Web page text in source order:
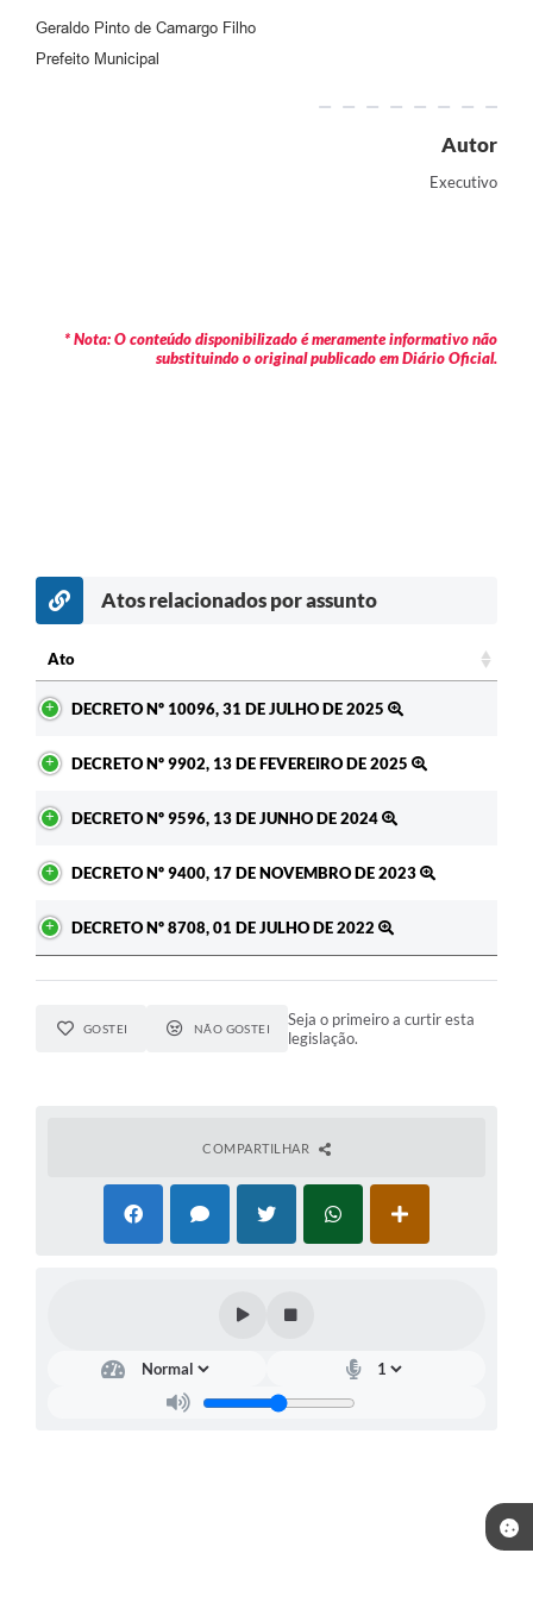
Geraldo Pinto de Camargo Filho
Prefeito Municipal
Autor
Executivo
* Nota: O conteúdo disponibilizado é meramente informativo não
substituindo o original publicado em Diário Oficial.
Atos relacionados por assunto
Ato
DECRETO Nº 10096, 31 DE JULHO DE 2025
DECRETO Nº 9902, 13 DE FEVEREIRO DE 2025
DECRETO Nº 9596, 13 DE JUNHO DE 2024
DECRETO Nº 9400, 17 DE NOVEMBRO DE 2023
DECRETO Nº 8708, 01 DE JULHO DE 2022
GOSTEI NÃO GOSTEI
Seja o primeiro a curtir esta
legislação.
COMPARTILHAR